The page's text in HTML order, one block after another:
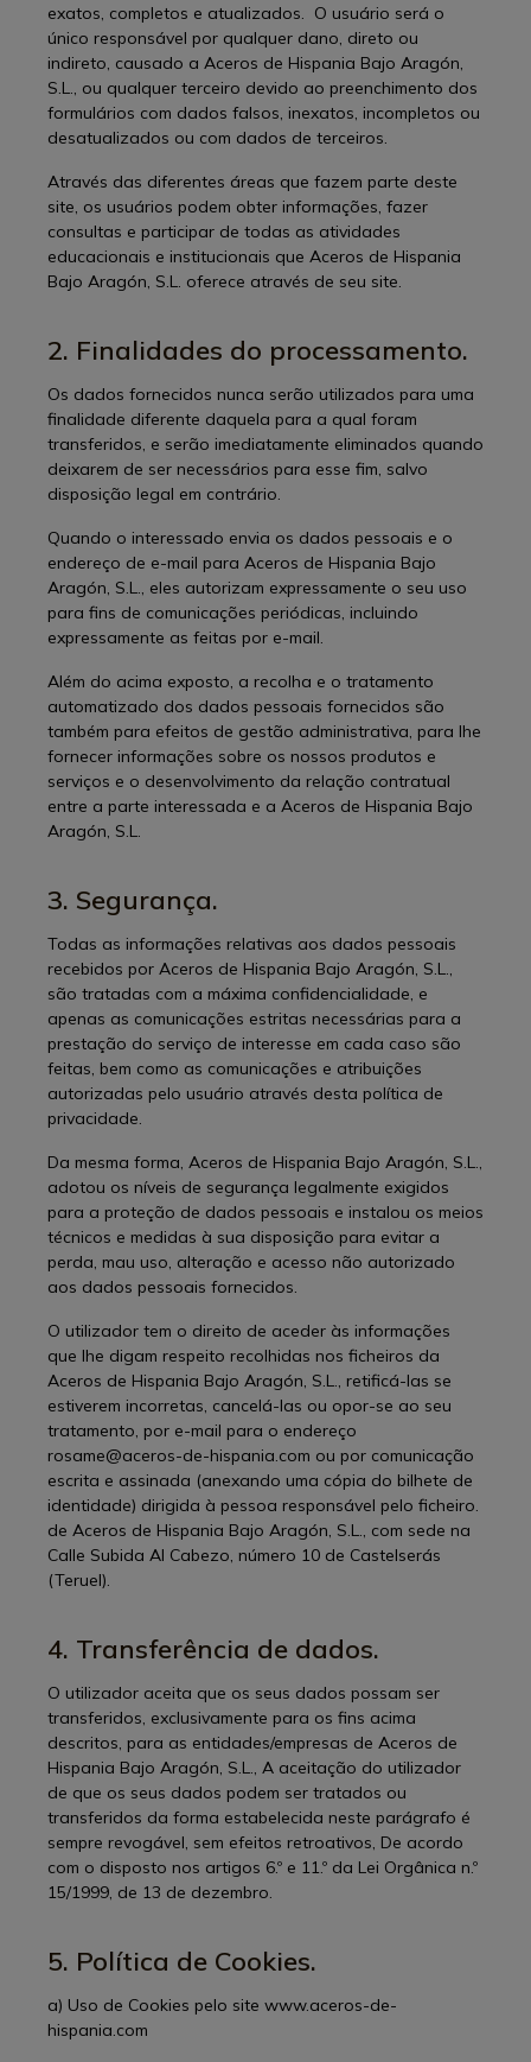
exatos, completos e atualizados. O usuário será o
único responsável por qualquer dano, direto ou
indireto, causado a Aceros de Hispania Bajo Aragón,
S.L., ou qualquer terceiro devido ao preenchimento dos
formulários com dados falsos, inexatos, incompletos ou
desatualizados ou com dados de terceiros.
Através das diferentes áreas que fazem parte deste
site, os usuários podem obter informações, fazer
consultas e participar de todas as atividades
educacionais e institucionais que Aceros de Hispania
Bajo Aragón, S.L. oferece através de seu site.
2. Finalidades do processamento.
Os dados fornecidos nunca serão utilizados para uma
finalidade diferente daquela para a qual foram
transferidos, e serão imediatamente eliminados quando
deixarem de ser necessários para esse fim, salvo
disposição legal em contrário.
Quando o interessado envia os dados pessoais e o
endereço de e-mail para Aceros de Hispania Bajo
Aragón, S.L., eles autorizam expressamente o seu uso
para fins de comunicações periódicas, incluindo
expressamente as feitas por e-mail.
Além do acima exposto, a recolha e o tratamento
automatizado dos dados pessoais fornecidos são
também para efeitos de gestão administrativa, para lhe
fornecer informações sobre os nossos produtos e
serviços e o desenvolvimento da relação contratual
entre a parte interessada e a Aceros de Hispania Bajo
Aragón, S.L.
3. Segurança.
Todas as informações relativas aos dados pessoais
recebidos por Aceros de Hispania Bajo Aragón, S.L.,
são tratadas com a máxima confidencialidade, e
apenas as comunicações estritas necessárias para a
prestação do serviço de interesse em cada caso são
feitas, bem como as comunicações e atribuições
autorizadas pelo usuário através desta política de
privacidade.
Da mesma forma, Aceros de Hispania Bajo Aragón, S.L.,
adotou os níveis de segurança legalmente exigidos
para a proteção de dados pessoais e instalou os meios
técnicos e medidas à sua disposição para evitar a
perda, mau uso, alteração e acesso não autorizado
aos dados pessoais fornecidos.
O utilizador tem o direito de aceder às informações
que lhe digam respeito recolhidas nos ficheiros da
Aceros de Hispania Bajo Aragón, S.L., retificá-las se
estiverem incorretas, cancelá-las ou opor-se ao seu
tratamento, por e-mail para o endereço
rosame@aceros-de-hispania.com ou por comunicação
escrita e assinada (anexando uma cópia do bilhete de
identidade) dirigida à pessoa responsável pelo ficheiro.
de Aceros de Hispania Bajo Aragón, S.L., com sede na
Calle Subida Al Cabezo, número 10 de Castelserás
(Teruel).
4. Transferência de dados.
O utilizador aceita que os seus dados possam ser
transferidos, exclusivamente para os fins acima
descritos, para as entidades/empresas de Aceros de
Hispania Bajo Aragón, S.L., A aceitação do utilizador
de que os seus dados podem ser tratados ou
transferidos da forma estabelecida neste parágrafo é
sempre revogável, sem efeitos retroativos, De acordo
com o disposto nos artigos 6.º e 11.º da Lei Orgânica n.º
15/1999, de 13 de dezembro.
5. Política de Cookies.
a) Uso de Cookies pelo site www.aceros-de-
hispania.com